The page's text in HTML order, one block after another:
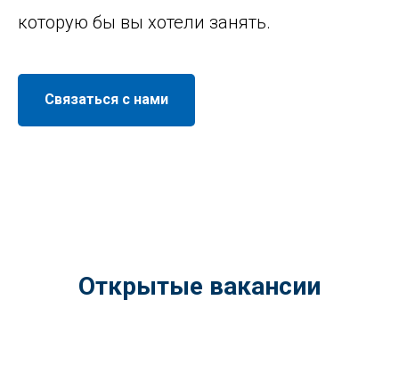
которую бы вы хотели занять.
Связаться с нами
Открытые вакансии